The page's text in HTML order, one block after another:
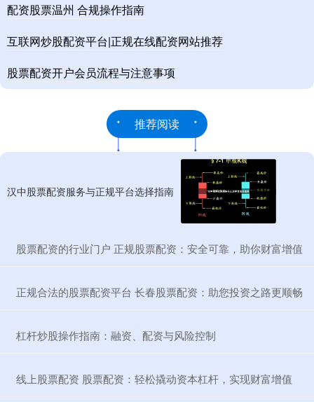
配资股票温州 合规操作指南
互联网炒股配资平台|正规在线配资网站推荐
股票配资开户会员流程与注意事项
推荐阅读
汉中股票配资服务与正规平台选择指南
​股票配资的行业门户 正规股票配资：安全可靠，助你财富增值
​正规合法的股票配资平台 长春股票配资：助您投资之路更顺畅
​杠杆炒股操作指南：融资、配资与风险控制
​线上股票配资 股票配资：轻松撬动资本杠杆，实现财富增值